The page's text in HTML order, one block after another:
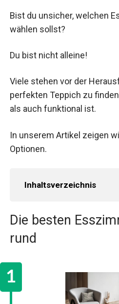
Bist du unsicher, welchen
wählen sollst?
Du bist nicht alleine!
Viele stehen vor der
perfekten Teppich zu
als auch funktional ist.
In unserem Artikel zeigen
Optionen.
Inhaltsverzeichnis
Die besten
rund